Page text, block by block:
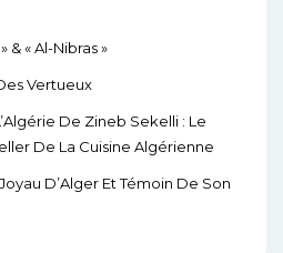
& « Al-Nibras »
Vertueux
De Zineb Sekelli : Le
De La Cuisine Algérienne
D’Alger Et Témoin De Son